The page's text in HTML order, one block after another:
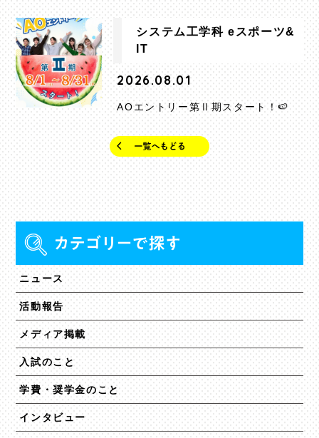
システム工学科 eスポーツ&
IT
2026.08.01
AOエントリー第Ⅱ期スタート！🍉
ニュース
活動報告
メディア掲載
入試のこと
学費・奨学金のこと
インタビュー